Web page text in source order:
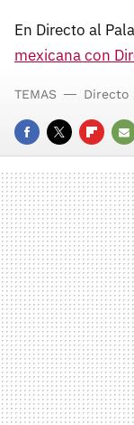
En Directo al
mexicana con
FACEBOOK
TWITTER
E-
TEMAS Directo